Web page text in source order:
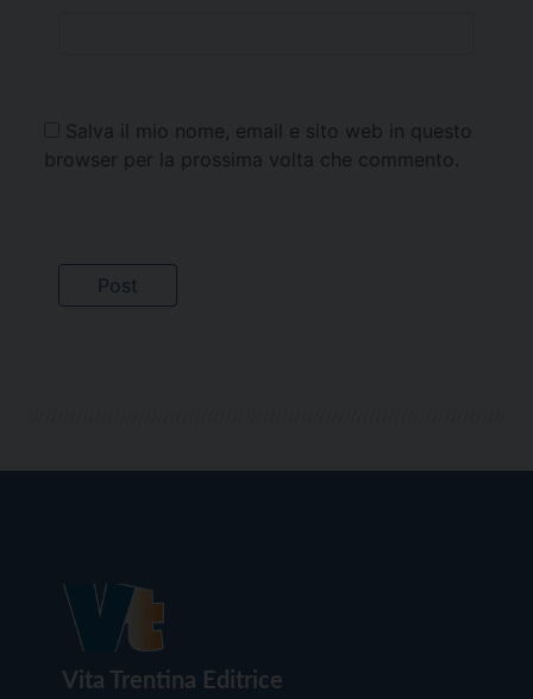
Salva il mio nome, email e sito web in questo
browser per la prossima volta che commento.
Vita Trentina Editrice